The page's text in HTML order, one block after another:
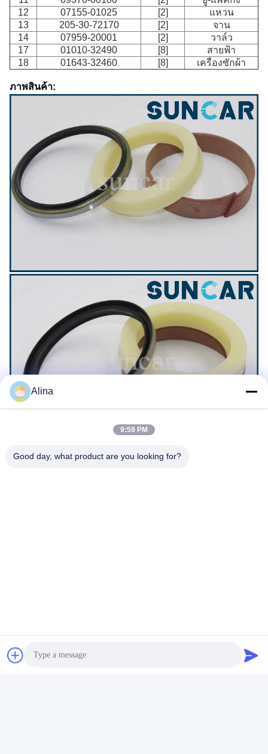
12
07155-01025 [2]
แหวน
13
205-30-72170 [2]
จาน
14
07959-20001 [2]
วาล์ว
17
01010-32490 [8]
สายฟ้า
18
01643-32460 [8] เครื่องซักผ้า
ภาพสินค้า:
No.7, Lane 3, North of LianXi Village, Dongpu Town, Tianhe
Alina
9:59 PM
Good day, what product are you looking for?